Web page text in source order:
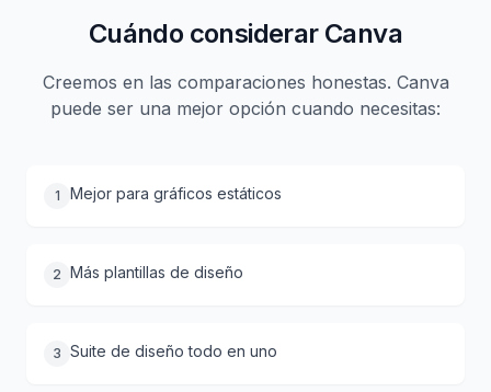
Cuándo considerar Canva
Creemos en las comparaciones honestas. Canva
puede ser una mejor opción cuando necesitas:
1 Mejor para gráficos estáticos
2 Más plantillas de diseño
3 Suite de diseño todo en uno